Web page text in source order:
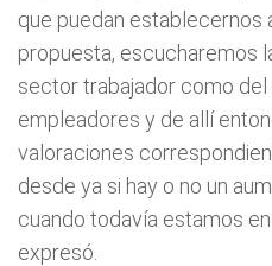
que puedan establecernos
propuesta, escucharemos
sector trabajador como
empleadores y de allí
valoraciones
desde ya si hay o no un
cuando todavía estamos
expresó.